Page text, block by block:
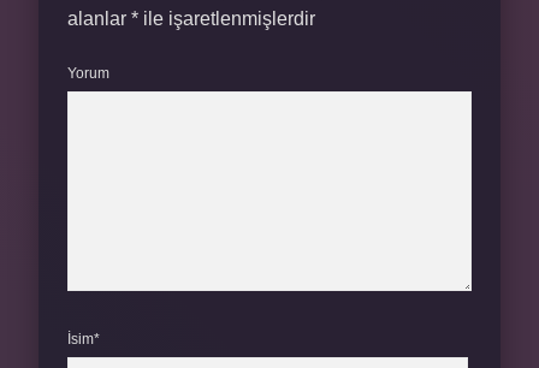
alanlar * ile işaretlenmişlerdir
Yorum
İsim*